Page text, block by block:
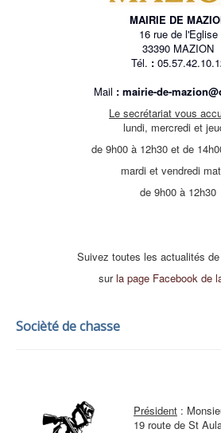
MAIRIE DE
16 rue de l'Eglise
33390 MAZION
Tél. :
Mail : mairie-de-
Le secrétariat vous
lundi, mercredi et
de 9h00 à 12h30 et de
mardi et vendredi
de 9h00 à 12h30
Suivez toutes les actualités
surla page Facebook de
Socièté de chasse
Président :
19 route de St